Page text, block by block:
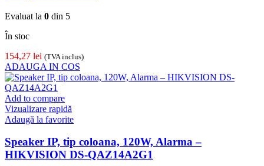
Evaluat la 0 din 5
În stoc
154,27 lei (TVA inclus)
ADAUGA IN COS
Add to compare
Vizualizare rapidă
Adaugă la favorite
Speaker IP, tip coloana, 120W, Alarma –
HIKVISION DS-QAZ14A2G1